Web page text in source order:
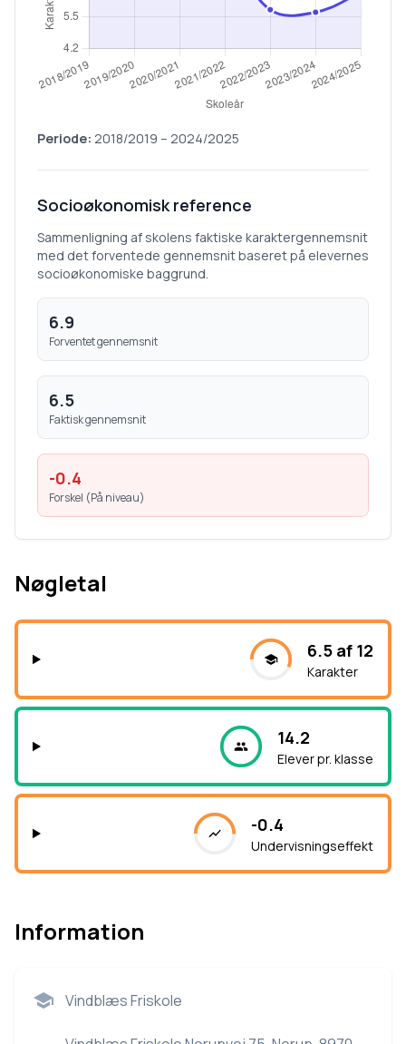
Periode: 2018/2019 – 2024/2025
Socioøkonomisk reference
Sammenligning af skolens faktiske karaktergennemsnit
med det forventede gennemsnit baseret på elevernes
socioøkonomiske baggrund.
6.9
Forventet gennemsnit
6.5
Faktisk gennemsnit
-0.4
Forskel (På niveau)
Nøgletal
6.5 af 12
Karakter
14.2
Elever pr. klasse
-0.4
Undervisningseffekt
Information
Vindblæs Friskole